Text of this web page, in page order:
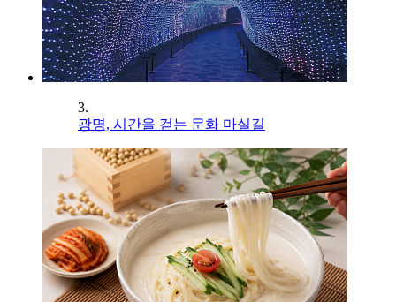
3.
광명, 시간을 걷는 문화 마실길